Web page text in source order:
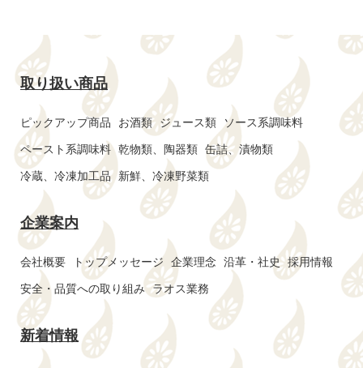
取り扱い商品
ピックアップ商品 お酒類 ジュース類 ソース系調味料
ペースト系調味料 乾物類、陶器類 缶詰、漬物類
冷蔵、冷凍加工品 新鮮、冷凍野菜類
企業案内
会社概要 トップメッセージ 企業理念 沿革・社史 採用情報
安全・品質への取り組み ラオス業務
新着情報